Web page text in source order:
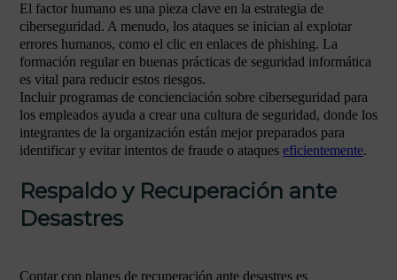
El factor humano es una pieza clave en la estrategia de
ciberseguridad. A menudo, los ataques se inician al explotar
errores humanos, como el clic en enlaces de phishing. La
formación regular en buenas prácticas de seguridad informática
es vital para reducir estos riesgos.
Incluir programas de concienciación sobre ciberseguridad para
los empleados ayuda a crear una cultura de seguridad, donde los
integrantes de la organización están mejor preparados para
identificar y evitar intentos de fraude o ataques eficientemente.
Respaldo y Recuperación ante
Desastres
Contar con planes de recuperación ante desastres es